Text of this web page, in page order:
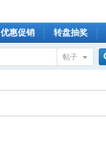
优惠促销 转盘抽奖
帖子